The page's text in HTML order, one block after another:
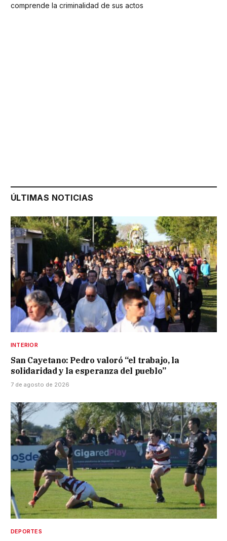
comprende la criminalidad de sus actos
ÚLTIMAS NOTICIAS
INTERIOR
San Cayetano: Pedro valoró “el trabajo, la
solidaridad y la esperanza del pueblo”
7 de agosto de 2026
DEPORTES